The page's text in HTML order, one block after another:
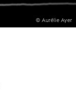
© Aurélie Ayer